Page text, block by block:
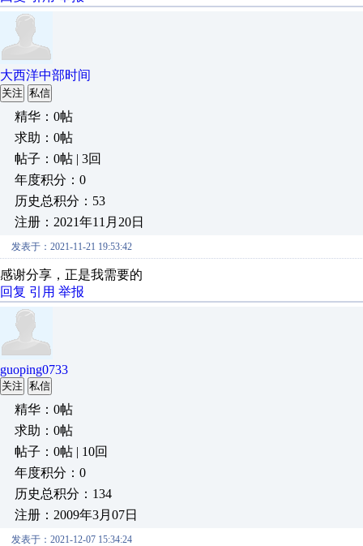
大西洋中部时间
关注 私信
精华：0帖
求助：0帖
帖子：0帖 | 3回
年度积分：0
历史总积分：53
注册：2021年11月20日
发表于：2021-11-21 19:53:42
感谢分享，正是我需要的
回复 引用 举报
guoping0733
关注 私信
精华：0帖
求助：0帖
帖子：0帖 | 10回
年度积分：0
历史总积分：134
注册：2009年3月07日
发表于：2021-12-07 15:34:24